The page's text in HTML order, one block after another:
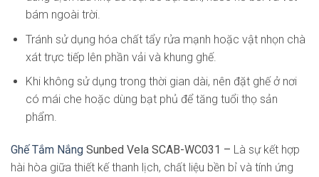
bám ngoài trời.
Tránh sử dụng hóa chất tẩy rửa mạnh hoặc vật nhọn chà
xát trực tiếp lên phần vải và khung ghế.
Khi không sử dụng trong thời gian dài, nên đặt ghế ở nơi
có mái che hoặc dùng bạt phủ để tăng tuổi thọ sản
phẩm.
Ghế Tắm Nắng Sunbed Vela SCAB-WC031 – Là sự kết hợp
hài hòa giữa thiết kế thanh lịch, chất liệu bền bỉ và tính ứng